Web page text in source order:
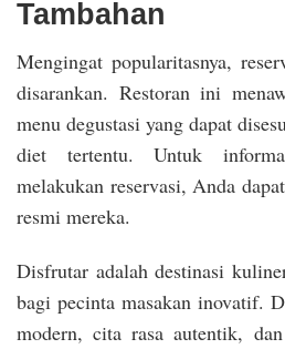
Tambahan
Mengingat popularitasnya,
disarankan. Restoran ini
menu degustasi yang dapat
diet tertentu. Untuk
melakukan reservasi, Anda
resmi mereka.
Disfrutar adalah destinasi
bagi pecinta masakan inovatif.
modern, cita rasa autentik,